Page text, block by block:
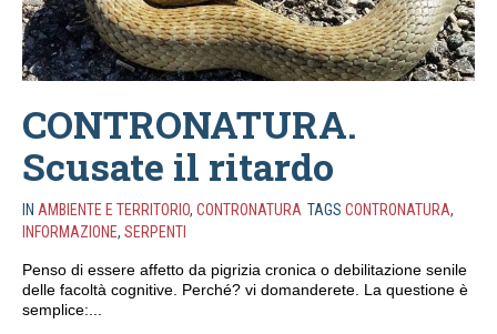
CONTRONATURA.
Scusate il ritardo
IN AMBIENTE E TERRITORIO, CONTRONATURA TAGS CONTRONATURA,
INFORMAZIONE, SERPENTI
Penso di essere affetto da pigrizia cronica o debilitazione senile
delle facoltà cognitive. Perché? vi domanderete. La questione è
semplice:...